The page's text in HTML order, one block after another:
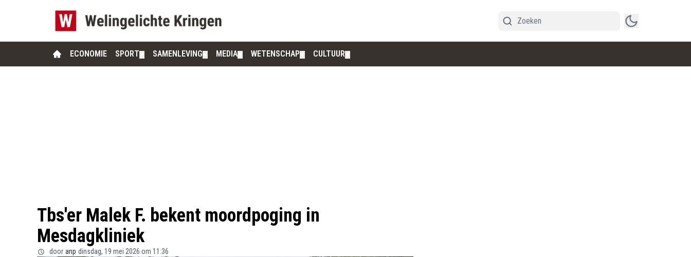
ECONOMIE SPORT SAMENLEVING MEDIA WETENSCHAP CULTUUR
Tbs'er Malek F. bekent moordpoging in
Mesdagkliniek
door anp dinsdag, 19 mei 2026 om 11:36